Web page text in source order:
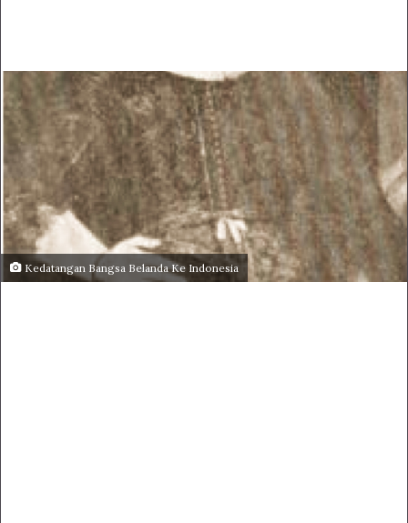
Kedatangan Bangsa Belanda Ke Indonesia